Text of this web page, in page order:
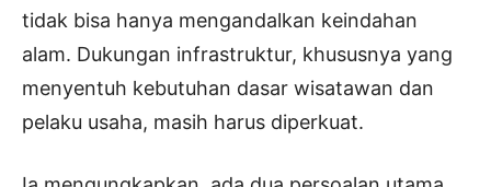
tidak bisa hanya mengandalkan keindahan
alam. Dukungan infrastruktur, khususnya yang
menyentuh kebutuhan dasar wisatawan dan
pelaku usaha, masih harus diperkuat.